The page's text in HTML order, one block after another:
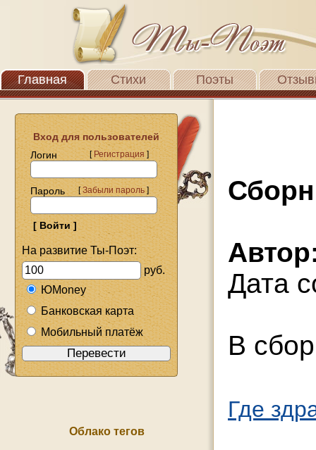
Главная Стихи Поэты
Вход для пользователей
Логин
[Регистрация]
Пароль [Забыли пароль]
На развитие Ты-Поэт:
руб.
ЮMoney
Банковская карта
Мобильный платёж
Облако тегов
Дата
В
Где